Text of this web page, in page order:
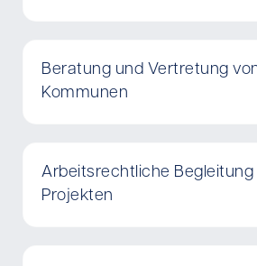
Beratung und Vertretung
Kommunen
Arbeitsrechtliche Begleitung
Projekten